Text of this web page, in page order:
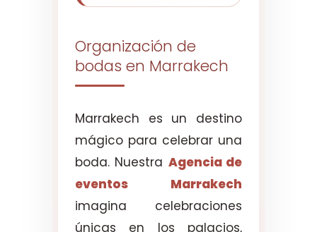
Organización de
bodas en Marrakech
Marrakech es un destino
mágico para celebrar una
boda. Nuestra Agencia de
eventos Marrakech
imagina celebraciones
únicas en los palacios,